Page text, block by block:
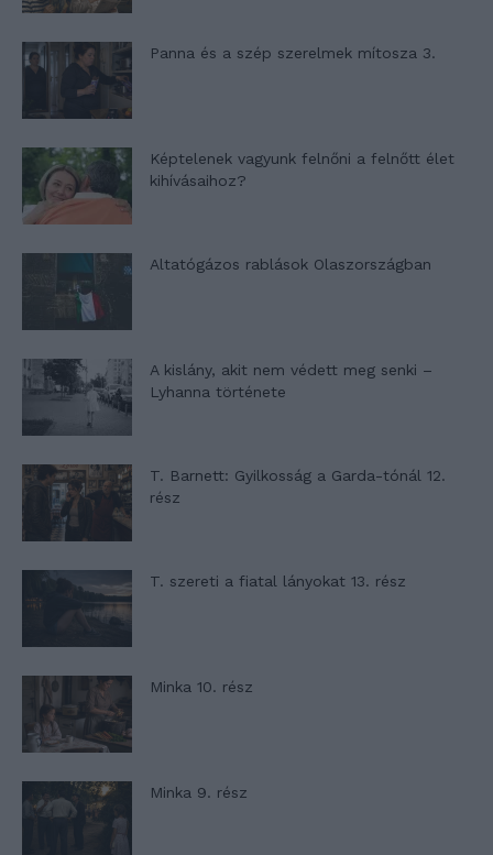
Panna és a szép szerelmek mítosza 3.
Képtelenek vagyunk felnőni a felnőtt élet
kihívásaihoz?
Altatógázos rablások Olaszországban
A kislány, akit nem védett meg senki –
Lyhanna története
T. Barnett: Gyilkosság a Garda-tónál 12.
rész
T. szereti a fiatal lányokat 13. rész
Minka 10. rész
Minka 9. rész